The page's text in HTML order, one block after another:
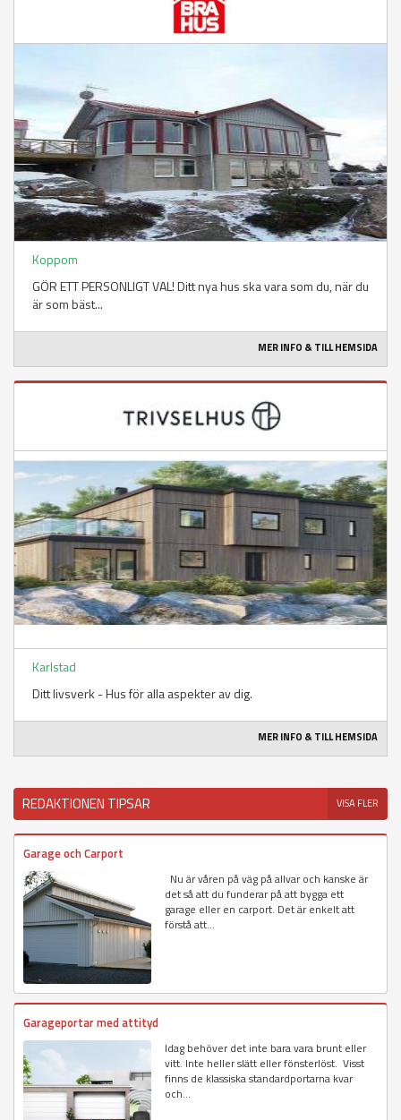
Koppom
GÖR ETT PERSONLIGT VAL! Ditt nya hus ska vara som du, när du
är som bäst...
MER INFO & TILL HEMSIDA
Karlstad
Ditt livsverk - Hus för alla aspekter av dig.
MER INFO & TILL HEMSIDA
REDAKTIONEN TIPSAR VISA FLER
Garage och Carport
Nu är våren på väg på allvar och kanske är
det så att du funderar på att bygga ett
garage eller en carport. Det är enkelt att
förstå att...
Garageportar med attityd
Idag behöver det inte bara vara brunt eller
vitt. Inte heller slätt eller fönsterlöst. Visst
finns de klassiska standardportarna kvar
och...